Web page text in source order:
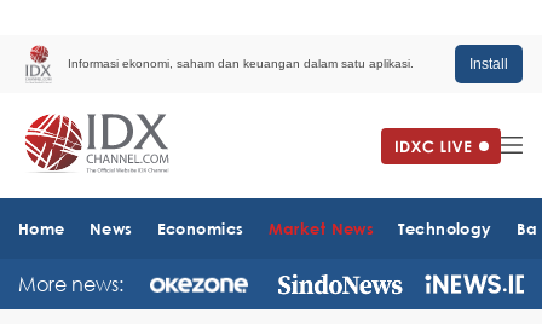
Informasi ekonomi, saham dan keuangan dalam satu aplikasi. Install
Home News Economics Market News Technology
More news: